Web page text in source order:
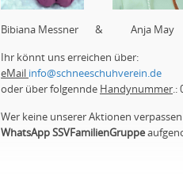
Bibiana Messner & Anja May
Ihr könnt uns erreichen über:
eMail info@schneeschuhverein.de
oder über folgennde Handynummer.:
Wer keine unserer Aktionen
WhatsApp SSVFamilienGruppe